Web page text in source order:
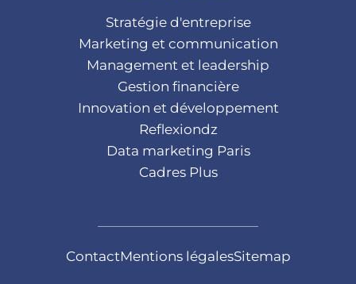
Stratégie d'entreprise
Marketing et communication
Management et leadership
Gestion financière
Innovation et développement
Reflexiondz
Data marketing Paris
Cadres Plus
ContactMentions légalesSitemap